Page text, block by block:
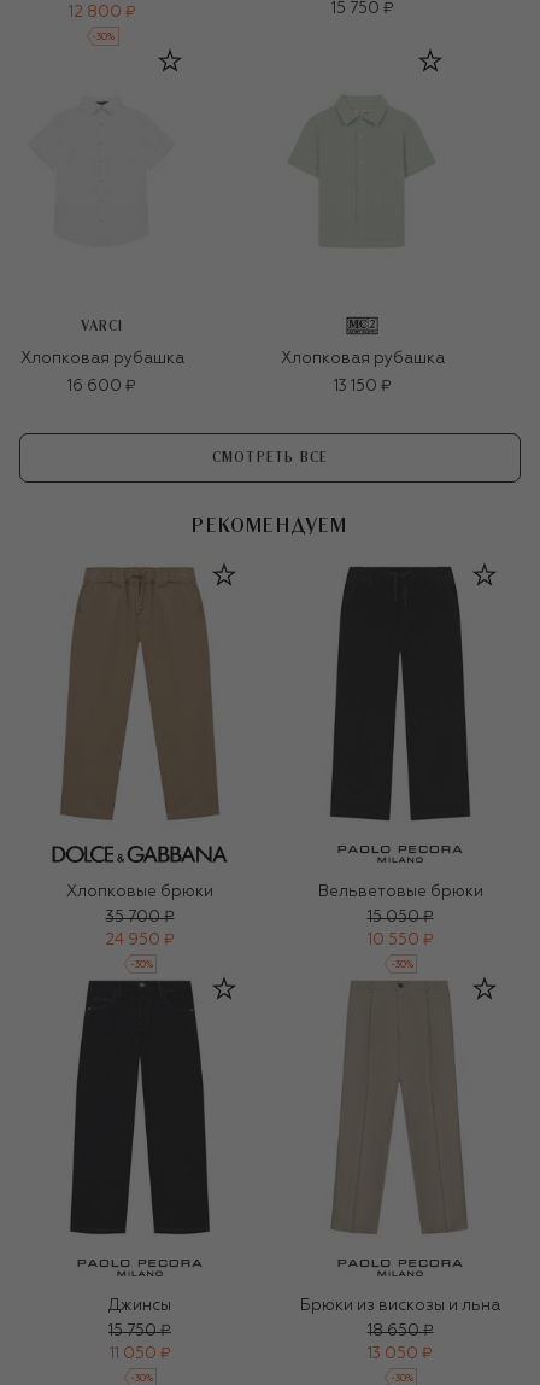
12 800 ₽
-30%
15 750 ₽
VARCI
Хлопковая рубашка
16 600 ₽
Хлопковая рубашка
13 150 ₽
СМОТРЕТЬ ВСЕ
РЕКОМЕНДУЕМ
Хлопковые брюки
35 700 ₽
24 950 ₽
-30%
Вельветовые брюки
15 050 ₽
10 550 ₽
-30%
Джинсы
15 750 ₽
11 050 ₽
-30%
Брюки из вискозы и льна
18 650 ₽
13 050 ₽
-30%